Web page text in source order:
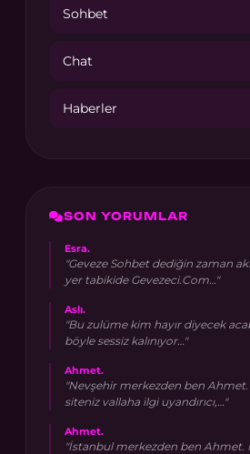
Sohbet
Chat
Haberler
SON YORUMLAR
Esra.
"Geveze Sohbet dediğin zaman
yer tabikide Gevezeci.Com…"
Aslı.
"Bu zulüme kim hayır diyecek
böyle sessiz kalınıyor…"
Ahmet.
"Nevşehir merkezden ben
siteniz vallaha ilgi uyandırıcı,…"
Ahmet.
"İstanbul merkezden ben Ahmet.